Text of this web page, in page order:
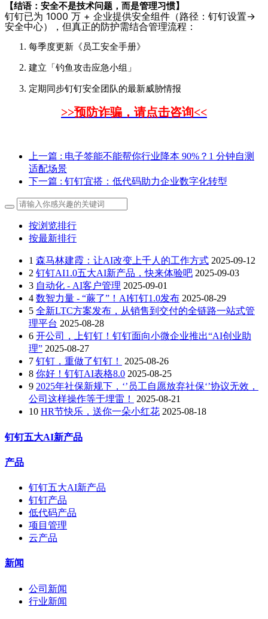
【结语：安全不是技术问题，而是管理习惯】
钉钉已为 1000 万 + 企业提供安全组件（路径：钉钉设置→
安全中心），但真正的防护需结合管理流程：
每季度更新《员工安全手册》
建立「钓鱼攻击应急小组」
定期同步钉钉安全团队的最新威胁情报
>>预防诈骗，请点击咨询<<
上一篇 : 电子签能不能帮你行业降本 90%？1 分钟自测
适配场景
下一篇 : 钉钉宜搭：低代码助力企业数字化转型​
按浏览排行
按最新排行
1 森马林建霞：让AI改变上千人的工作方式 2025-09-12
2 钉钉AI1.0五大AI新产品，快来体验吧 2025-09-03
3 自动化 - AI客户管理 2025-09-01
4 数智力量 - “蕨了”！AI钉钉1.0发布 2025-08-29
5 全新LTC方案发布，从销售到交付的全链路一站式管
理平台 2025-08-28
6 开公司，上钉钉！钉钉面向小微企业推出“AI创业助
理” 2025-08-27
7 钉钉，重做了钉钉！
2025-08-26
8 你好！钉钉AI表格8.0 2025-08-25
9 2025年社保新规下，‘’员工自愿放弃社保‘’协议无效，
公司这样操作等于埋雷！
2025-08-21
10 HR节快乐，送你一朵小红花 2025-08-18
钉钉五大AI新产品
产品
钉钉五大AI新产品
钉钉产品
低代码产品
项目管理
云产品
新闻
公司新闻
行业新闻